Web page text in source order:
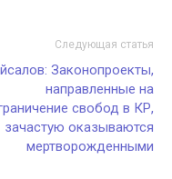
Следующая статья
Законопроекты,
направленные на
свобод в КР,
зачастую оказываются
мертворожденными